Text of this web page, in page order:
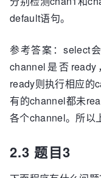
            }
        }
    }()
go func() {
for {
            time.Sleep(time.Second)
default语句。
参考答案：select
channel是否
ready则执行相应的
有的channel都未
各个channel。所以
2.3 题目3